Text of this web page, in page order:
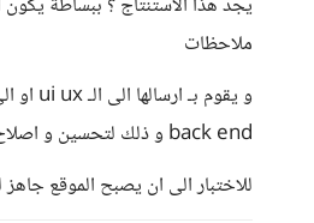
ملاحظات
back end و ذلك لتحسين و اصلاح الخلل ثم يعود مجددا
للاختبار الى ان يصبح الموقع جاهز